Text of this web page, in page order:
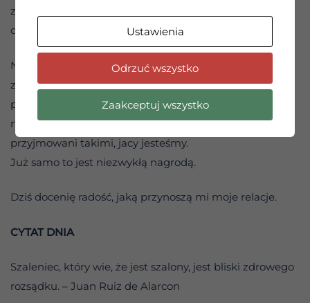
zdrowienia. To właśnie dzięki nim możemy iść dalej tą
drogą. Bez nich nie bylibyśmy tu, gdzie jesteśmy.
Nie musimy pytać naszych przyjaciół: „Co dla mnie
zrobiłeś?”. Wystarczy poczuć wewnętrzną pełnię, która
płynie ze świadomości, że mamy relacje, na których
naprawdę nam zależy — i że jesteśmy w nich
przyjmowani takimi, jacy jesteśmy.
Już samo to jest niezwykłą nagrodą.
Dziś docenię radość, jaką przynoszą mi moje relacje.
CYTAT DNIA
Szaleniec, który wie, że jest szalony, jest bliski zdrowego
rozsądku. – Juan Ruiz de Alarcon
Ustawienia
Odrzuć wszystko
Zaakceptuj wszystko